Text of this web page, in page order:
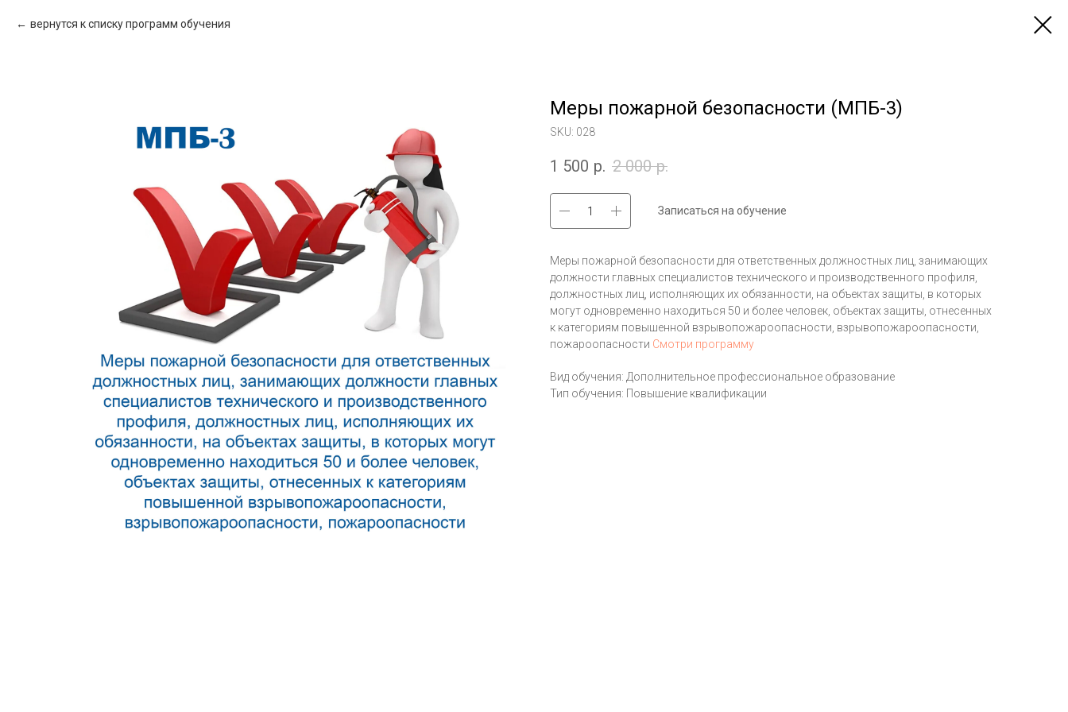
вернутся к списку программ обучения
Меры пожарной безопасности (МПБ-3)
SKU: 028
1 500 р. 2 000 р.
Записаться на обучение
Меры пожарной безопасности для ответственных должностных лиц, занимающих
должности главных специалистов технического и производственного профиля,
должностных лиц, исполняющих их обязанности, на объектах защиты, в которых
могут одновременно находиться 50 и более человек, объектах защиты, отнесенных
к категориям повышенной взрывопожароопасности, взрывопожароопасности,
пожароопасности Смотри программу
Вид обучения: Дополнительное профессиональное образование
Тип обучения: Повышение квалификации